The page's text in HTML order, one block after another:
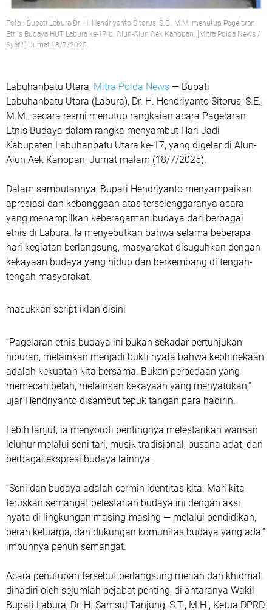
Foto : Bupati Labura Dr. H. Hendriyanto Sitorus, S.E., M.M. menutup Pagelaran
Etnis Budaya HUT Labura ke-17 di Alun-Alun Aek Kanopan. [Mitra Polda News /
Syafi'i] Jumat,18/7/2025.
Labuhanbatu Utara, Mitra Polda News — Bupati
Labuhanbatu Utara (Labura), Dr. H. Hendriyanto Sitorus, S.E.,
M.M., secara resmi menutup rangkaian acara Pagelaran
Etnis Budaya dalam rangka menyambut Hari Jadi
Kabupaten Labuhanbatu Utara ke-17, yang digelar di Alun-
Alun Aek Kanopan, Jumat malam (18/7/2025).
Dalam sambutannya, Bupati Hendriyanto menyampaikan
apresiasi dan kebanggaan atas terselenggaranya acara
yang menampilkan keberagaman budaya dari berbagai
etnis di Labura. Ia menyebutkan bahwa selama beberapa
hari kegiatan berlangsung, masyarakat disuguhkan dengan
kekayaan budaya yang hidup dan berkembang di tengah-
tengah masyarakat.
masukkan script iklan disini
“Pagelaran etnis budaya ini bukan sekadar pertunjukan
hiburan, melainkan menjadi bukti nyata bahwa kebhinekaan
adalah kekuatan kita bersama. Bukan perbedaan yang
memecah belah, melainkan kekayaan yang menyatukan,”
ujar Hendriyanto disambut tepuk tangan para hadirin.
Lebih lanjut, ia menyoroti pentingnya melestarikan warisan
leluhur melalui seni tari, musik tradisional, busana adat, dan
berbagai ekspresi budaya lainnya.
“Seni dan budaya adalah cermin identitas kita. Mari kita
teruskan semangat pelestarian budaya ini dengan aksi
nyata di lingkungan masing-masing — melalui pendidikan,
peran keluarga, dan dukungan komunitas budaya yang ada,”
imbuhnya penuh semangat.
Acara penutupan tersebut berlangsung meriah dan khidmat,
dihadiri oleh sejumlah pejabat penting, di antaranya Wakil
Bupati Labura, Dr. H. Samsul Tanjung, S.T., M.H., Ketua DPRD